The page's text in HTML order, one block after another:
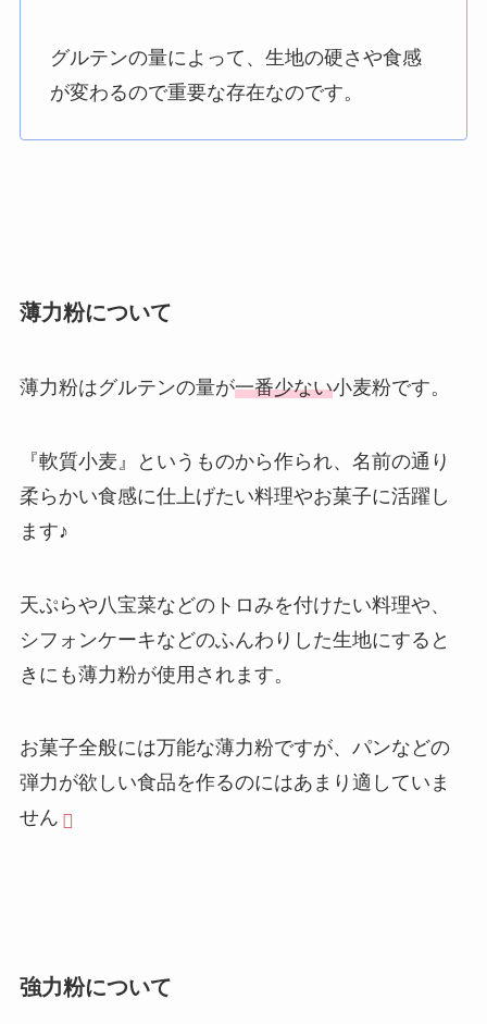
グルテンの量によって、生地の硬さや食感
が変わるので重要な存在なのです。
薄力粉について
薄力粉はグルテンの量が一番少ない小麦粉です。
『軟質小麦』というものから作られ、名前の通り
柔らかい食感に仕上げたい料理やお菓子に活躍し
ます♪
天ぷらや八宝菜などのトロみを付けたい料理や、
シフォンケーキなどのふんわりした生地にすると
きにも薄力粉が使用されます。
お菓子全般には万能な薄力粉ですが、パンなどの
弾力が欲しい食品を作るのにはあまり適していま
せん
強力粉について